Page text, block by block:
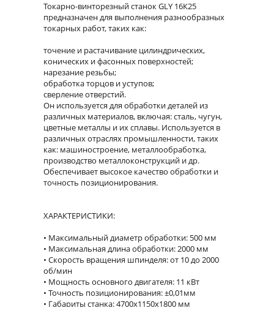
Токарно-винторезный станок GLY 16К25
предназначен для выполнения разнообразных
токарных работ, таких как:
точение и растачивание цилиндрических,
конических и фасонных поверхностей;
нарезание резьбы;
обработка торцов и уступов;
сверление отверстий.
Он используется для обработки деталей из
различных материалов, включая: сталь, чугун,
цветные металлы и их сплавы. Используется в
различных отраслях промышленности, таких
как: машиностроение, металлообработка,
производство металлоконструкций и др.
Обеспечивает высокое качество обработки и
точность позиционирования.
ХАРАКТЕРИСТИКИ:
Максимальный диаметр обработки: 500 мм
Максимальная длина обработки: 2000 мм
Скорость вращения шпинделя: от 10 до 2000
об/мин
Мощность основного двигателя: 11 кВт
Точность позиционирования: ±0,01мм
Габариты станка: 4700х1150х1800 мм